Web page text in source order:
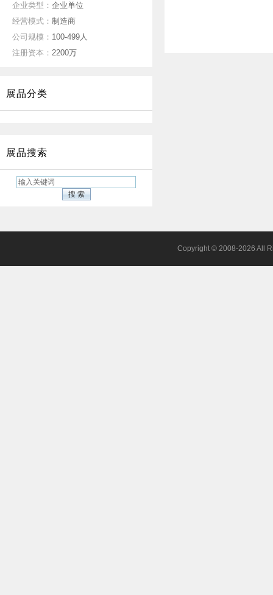
企业类型： 企业单位
经营模式： 制造商
公司规模： 100-499人
注册资本： 2200万
展品分类
展品搜索
Copyright © 2008-2026 All